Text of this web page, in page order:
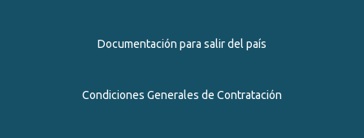
Documentación para salir del país
Condiciones Generales de Contratación